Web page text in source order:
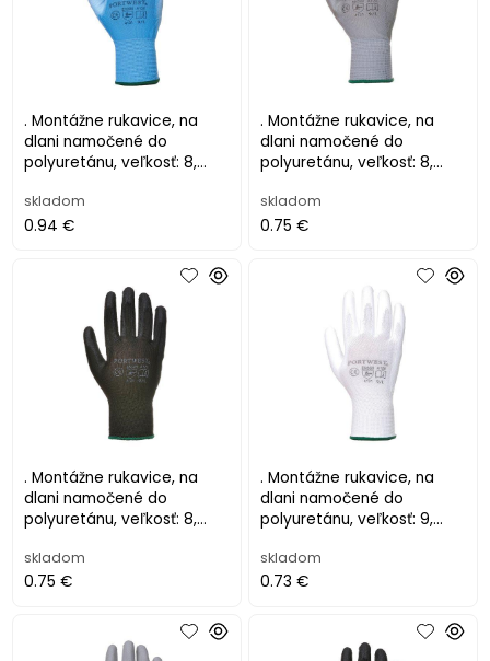
. Montážne rukavice, na
dlani namočené do
polyuretánu, veľkosť: 8,
skladom
0.94 €
. Montážne rukavice, na
dlani namočené do
polyuretánu, veľkosť: 8,
skladom
0.75 €
. Montážne rukavice, na
dlani namočené do
polyuretánu, veľkosť: 8,
skladom
0.75 €
. Montážne rukavice, na
dlani namočené do
polyuretánu, veľkosť: 9,
skladom
0.73 €